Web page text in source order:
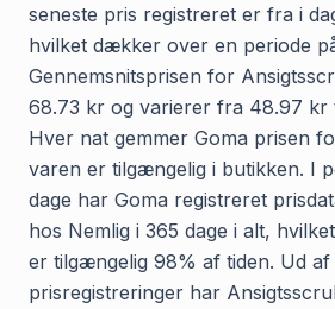
seneste pris registreret er fra i
hvilket dækker over en periode
Gennemsnitsprisen for
68.73 kr og varierer fra 48.97 kr
Hver nat gemmer Goma prisen
varen er tilgængelig i butikken. I
dage har Goma registreret
hos Nemlig i 365 dage i alt,
er tilgængelig 98% af tiden. Ud af
prisregistreringer har